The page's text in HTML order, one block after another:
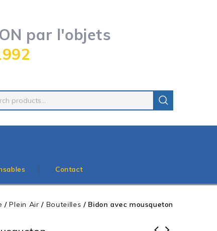
par l'objets
Contact
/Plein Air / Bouteilles /Bidon avec mousqueton